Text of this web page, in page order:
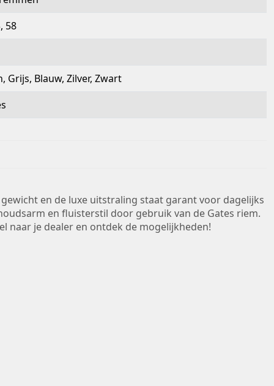
58
Grijs, Blauw, Zilver, Zwart
en de luxe uitstraling staat garant voor dagelijks
en fluisterstil door gebruik van de Gates riem.
naar je dealer en ontdek de mogelijkheden!